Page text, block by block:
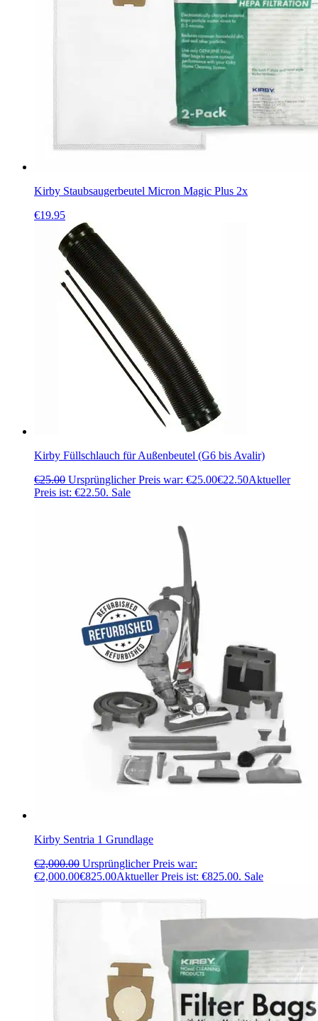
Kirby Staubsaugerbeutel Micron Magic Plus 2x
€19.95
Kirby Füllschlauch für Außenbeutel (G6 bis Avalir)
€25.00 Ursprünglicher Preis war: €25.00€22.50Aktueller
Preis ist: €22.50. Sale
Kirby Sentria 1 Grundlage
€2,000.00 Ursprünglicher Preis war:
€2,000.00€825.00Aktueller Preis ist: €825.00. Sale